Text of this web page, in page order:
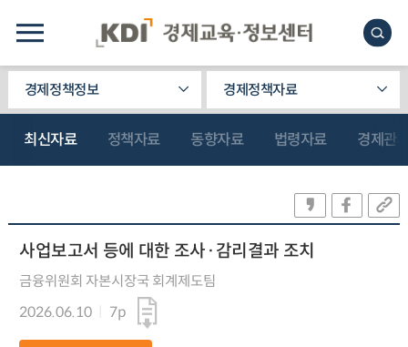
경제정책정보 경제정책자료
최신자료 정책자료 동향자료 법령자료 경제관
사업보고서 등에 대한 조사·감리결과 조치
금융위원회 자본시장국 회계제도팀
2026.06.10
7p